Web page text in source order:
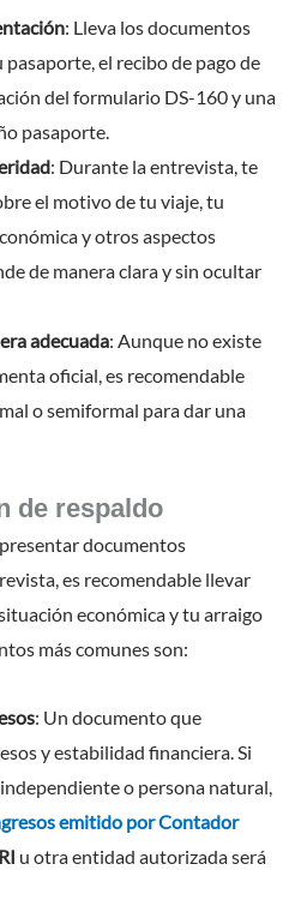
: Lleva los documentos
el recibo de pago de
del formulario DS-160 y una
pasaporte.
: Durante la entrevista, te
el motivo de tu viaje, tu
y otros aspectos
de manera clara y sin ocultar
adecuada: Aunque no existe
oficial, es recomendable
o semiformal para dar una
de respaldo
documentos
es recomendable llevar
económica y tu arraigo
más comunes son:
: Un documento que
y estabilidad financiera. Si
o persona natural,
emitido por Contador
u otra entidad autorizada será